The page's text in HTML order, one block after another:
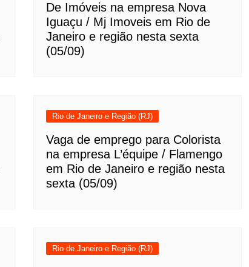
De Imóveis na empresa Nova
Iguaçu / Mj Imoveis em Rio de
Janeiro e região nesta sexta
(05/09)
Rio de Janeiro e Região (RJ)
Vaga de emprego para Colorista
na empresa L’équipe / Flamengo
em Rio de Janeiro e região nesta
sexta (05/09)
Rio de Janeiro e Região (RJ)